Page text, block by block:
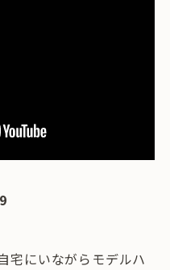
宅にいながらモデルハ